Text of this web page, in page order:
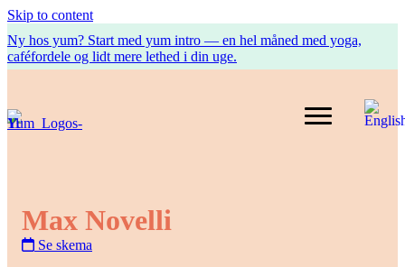
Skip to content
Ny hos yum? Start med yum intro — en hel måned med yoga,
caféfordele og lidt mere lethed i din uge.
Max Novelli
Se skema